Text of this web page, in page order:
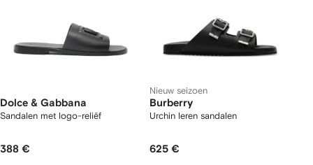
Dolce & Gabbana
Sandalen met logo-reliëf
388 €
Nieuw seizoen
Burberry
Urchin leren sandalen
625 €